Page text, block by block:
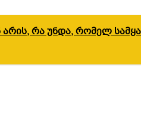
არის, რა უნდა, რომელ